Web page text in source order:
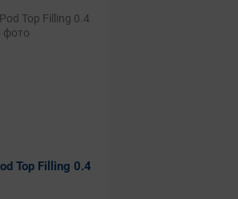
Top Filling 0.4